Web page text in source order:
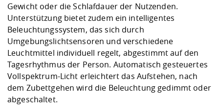
Gewicht oder die Schlafdauer der Nutzenden.
Unterstützung bietet zudem ein intelligentes
Beleuchtungssystem, das sich durch
Umgebungslichtsensoren und verschiedene
Leuchtmittel individuell regelt, abgestimmt auf den
Tagesrhythmus der Person. Automatisch gesteuertes
Vollspektrum-Licht erleichtert das Aufstehen, nach
dem Zubettgehen wird die Beleuchtung gedimmt oder
abgeschaltet.